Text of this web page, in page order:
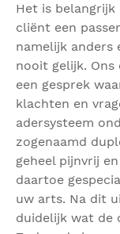
Het is
cliënt een
namelijk anders
nooit gelijk.
een gesprek
klachten en
adersysteem
zogenaamd
geheel pijnvrij
daartoe
uw arts. Na dit
duidelijk wat de